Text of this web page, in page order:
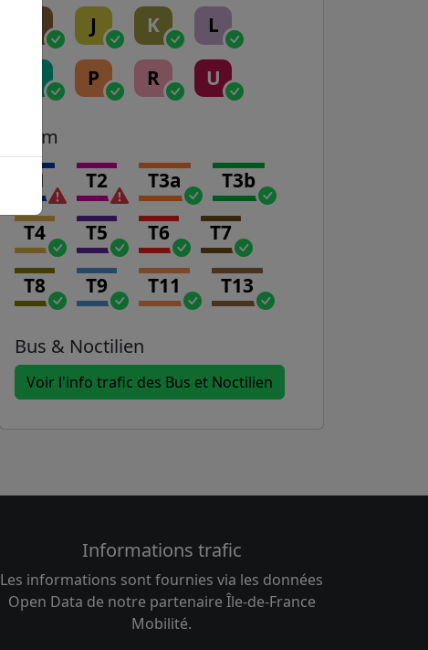
J K L
P R U
Tram
T1 T2 T3a T3b
T4 T5 T6 T7
T8 T9 T11 T13
Bus & Noctilien
Voir l'info trafic des Bus et Noctilien
Informations trafic
Les informations sont fournies via les données
Open Data de notre partenaire Île-de-France
Mobilité.